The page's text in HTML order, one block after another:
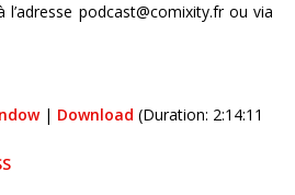
podcast@comixity.fr ou via
| Download (Duration: 2:14:11